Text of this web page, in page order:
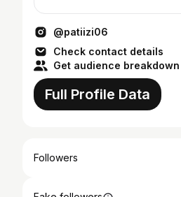
@patiizi06
Check contact details
Get audience breakdown
Full Profile Data
Followers